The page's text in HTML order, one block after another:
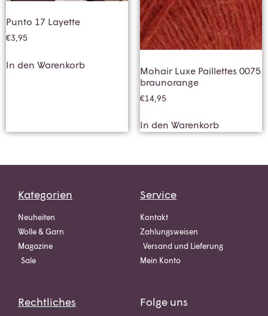
Punto 17 Layette
€3,95
In den Warenkorb
Mohair Luxe Paillettes 0075
braunorange
€14,95
In den Warenkorb
Kategorien
Neuheiten
Wolle & Garn
Magazine
Sale
Service
Kontakt
Zahlungsweisen
Versand und Lieferung
Mein Konto
Rechtliches Folge uns